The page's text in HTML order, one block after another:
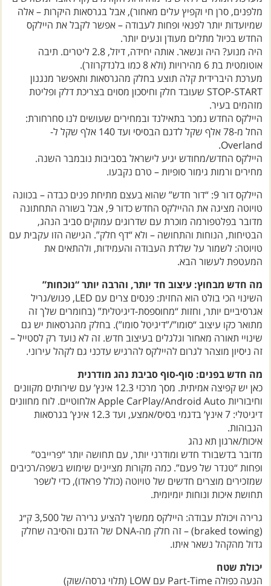
מערכת המתלים ללא שינוי מהדורות הקודמים (קוילאובר ומשולשים
מלפנים, סרן חי וקפיץ עלים מאחור), אבל בגרסאות היקרות – אלה
שמיועדות יותר לפנאי ופחות לעבודה – אפשר לקבל את היילקס
החדש בכיול מתלים מעודן ונעים יותר.
היה מנוע? היה ונשאר. אותה יחידה, דיזל, 2.8 ליטרים. תיבה
אוטומטית בת 6 מהירויות (ולא 8 כמו בלנדקרוזר).
מערכת היברידית קלה תוצע בחלק מהגרסאות ותאפשר מנגנון
STOP-START שעובד חלק וחיסכון מסוים בצריכת דלק ופליטת
מזהמים בעיר.
היילקס החדש נמכר בתאילנד ובמחירים שעושים לנו סחרחורת:
החל מ-78 אלף שקל לדגם הבסיסי ועד 140 אלף שקל ל-
Overland.
היילקס החדש/מחודש יגיע לישראל בסביבות נובמבר השנה.
מחירים ורמות גימור סופיות – טרם נקבעו.
היילקס דור 9: “דור חדש” שהוא בעצם מתיחת פנים כבדה – בכוונה
טויוטה מציגה את ההיילקס החדש כדור 9, אבל בשורה התחתונה
מדובר בפלטפורמה מוכרת עם שדרוגים עמוקים סביב הנהג,
הבטיחות, הנוחות והתחושה – ולא “דף חלק”. הגישה הזו עקבית עם
טויוטה: לשמור על שלדת העבודה והעמידות, ולהתאים את
מה חדש מבחוץ: עיצוב חד יותר, והרבה יותר “נוכחות”
השינוי הכי בולט הוא החזית: פנסים צרים עם LED, פגוש/גריל
אגרסיביים יותר, וחזות “מחוספסת-דיגיטלית” (בחומרים שלך זה
מתואר כקו עיצוב “סומו”/”דיגיטל סומו”). בחלק מהגרסאות יש גם
שינויי תאורה מאחור וגלגלים בעיצוב חדש. זה לא נועד רק לסטייל –
זה ניסיון מוצהר לגרום להיילקס להרגיש עדכני גם לקהל עירוני.
מה חדש בפנים: סוף-סוף סביבת נהג מודרנית
כאן יש קפיצה אמיתית. מסך מרכזי 12.3 אינץ’ עם שירותים מקוונים
וחיבוריות Apple CarPlay/Android Auto אלחוטיים. לוח מחוונים
דיגיטלי: 7 אינץ’ בדגמי בסיס/אמצע, ועד 12.3 אינץ’ בגרסאות
הגבוהות.
איכות/ארגון תא נהג
מדובר בדשבורד חדש ומודרני יותר, עם תחושה יותר “פרייבט”
ופחות “טנדר של פעם”. כמה מקורות מציינים שימוש בשפה/רכיבים
שמזכירים מוצרים חדשים של טויוטה (כולל פראדו), כדי לשפר
גרירה ויכולת עבודה: היילקס ממשיך להציע גרירה של 3,500 ק״ג
(braked towing) – זה חלק מה-DNA של הדגם והסיבה שחלק
גדול מהקהל נשאר איתו.
יכולת שטח